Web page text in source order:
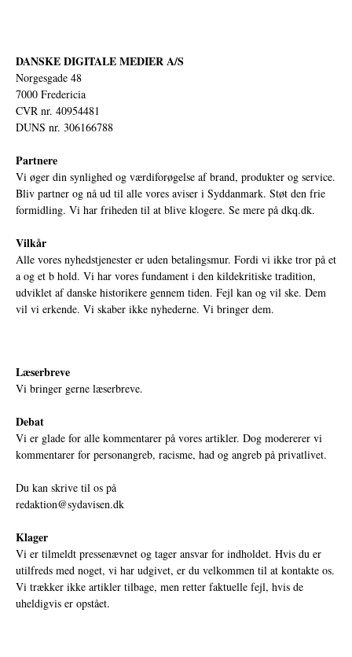
DANSKE DIGITALE MEDIER A/S
Norgesgade 48
7000 Fredericia
CVR nr. 40954481
DUNS nr. 306166788
Partnere
Vi øger din synlighed og værdiforøgelse af brand, produkter og service.
Bliv partner og nå ud til alle vores aviser i Syddanmark. Støt den frie
formidling. Vi har friheden til at blive klogere. Se mere på dkq.dk.
Vilkår
Alle vores nyhedstjenester er uden betalingsmur. Fordi vi ikke tror på et
a og et b hold. Vi har vores fundament i den kildekritiske tradition,
udviklet af danske historikere gennem tiden. Fejl kan og vil ske. Dem
vil vi erkende. Vi skaber ikke nyhederne. Vi bringer dem.
Læserbreve
Vi bringer gerne læserbreve.
Debat
Vi er glade for alle kommentarer på vores artikler. Dog modererer vi
kommentarer for personangreb, racisme, had og angreb på privatlivet.
Du kan skrive til os på
redaktion@sydavisen.dk
Klager
Vi er tilmeldt pressenævnet og tager ansvar for indholdet. Hvis du er
utilfreds med noget, vi har udgivet, er du velkommen til at kontakte os.
Vi trækker ikke artikler tilbage, men retter faktuelle fejl, hvis de
uheldigvis er opstået.